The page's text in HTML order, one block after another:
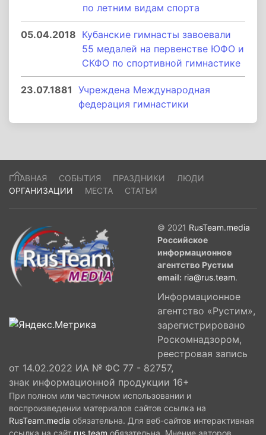
по летним видам спорта
05.04.2018 Кубанские гимнасты завоевали
55 медалей на первенстве ЮФО и
СКФО по спортивной гимнастике
23.07.1881 Учреждена Международная
федерация гимнастики
ГЛАВНАЯ СОБЫТИЯ ПРАЗДНИКИ
ЛЮДИ
ОРГАНИЗАЦИИ
МЕСТА СТАТЬИ
© 2021 RusTeam.media
Российское
информационное
агентство Рустим
email: ria@rus.team.
Информационное
агентство «Рустим»,
зарегистрировано
Роскомнадзором,
реестровая запись
от 14.02.2022 ИА № ФС 77 - 82757,
знак информационной продукции 16+
При полном или частичном использовании и
воспроизведении материалов сайтов ссылка на
RusTeam.media обязательна. Для веб-сайтов интерактивная
ссылка на сайт rus.team обязательна. Мнение авторов